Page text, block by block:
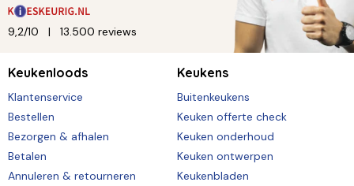
9,2/10 13.500 reviews
Keukenloods
Klantenservice
Bestellen
Bezorgen & afhalen
Betalen
Annuleren & retourneren
Keukens
Buitenkeukens
Keuken offerte check
Keuken onderhoud
Keuken ontwerpen
Keukenbladen